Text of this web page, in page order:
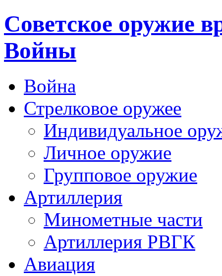
Cоветское оружие
Войны
Война
Стрелковое оружее
Индивидуальное
Личное оружие
Групповое оружие
Артиллерия
Минометные части
Артиллерия РВГК
Авиация